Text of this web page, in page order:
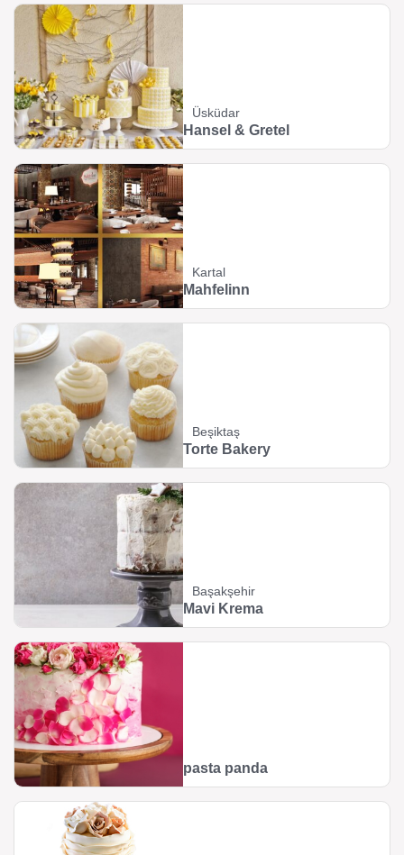
Üsküdar
Hansel & Gretel
Kartal
Mahfelinn
Beşiktaş
Torte Bakery
Başakşehir
Mavi Krema
pasta panda